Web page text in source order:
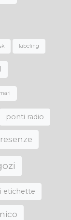
labeling
ponti radio
etichette